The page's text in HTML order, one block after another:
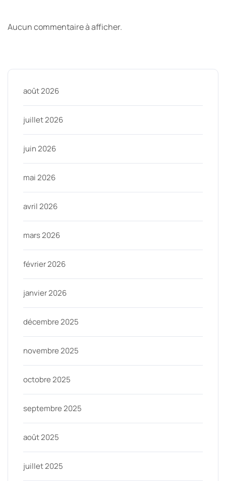
Aucun commentaire à afficher.
août 2026
juillet 2026
juin 2026
mai 2026
avril 2026
mars 2026
février 2026
janvier 2026
décembre 2025
novembre 2025
octobre 2025
septembre 2025
août 2025
juillet 2025